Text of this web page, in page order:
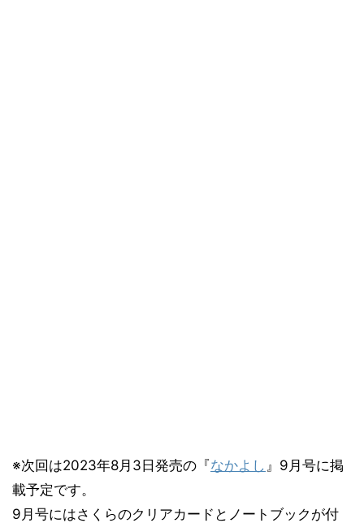
※次回は2023年8月3日発売の『なかよし 』9月号に掲
載予定です。
9月号にはさくらのクリアカードとノートブックが付